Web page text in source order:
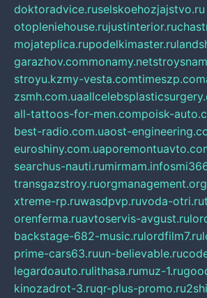
doktoradvice.ruselskoehozjajstvo.ru
otopleniehouse.rujustinterior.ru
mojateplica.rupodelkimaster.ru
garazhov.commonamy.net
stroyu.kzmy-vesta.comtimeszp.com
zsmh.com.ua
all-tattoos-for-men.compoisk-
best-radio.com.uaost-
euroshiny.com.ua
searchus-nauti.rumirmam.info
transgazstroy.ruorgmanagement.org
xtreme-rp.ruwasdpvp.ruvoda-otri.ru
orenferma.ruavtoservis-avgust.ru
backstage-682-music.rulordfilm7.ru
prime-cars63.ruun-believable.ru
legardoauto.rulithasa.rumuz-1.ru
kinozadrot-3.ruqr-plus-promo.ru